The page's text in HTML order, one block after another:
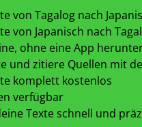
von Tagalog nach
von Japanisch nach
ohne eine App
und zitiere Quellen mit
komplett kostenlos
verfügbar
Texte schnell und